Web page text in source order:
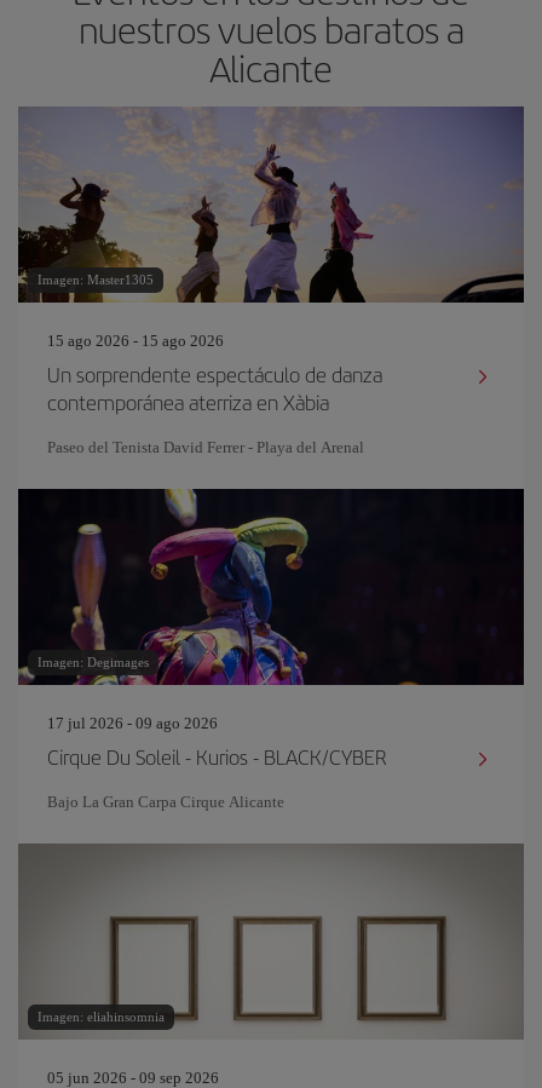
nuestros vuelos baratos a
Alicante
Imagen: Master1305
15 ago 2026 - 15 ago 2026
Un sorprendente espectáculo de danza
contemporánea aterriza en Xàbia
Paseo del Tenista David Ferrer - Playa del Arenal
Imagen: Degimages
17 jul 2026 - 09 ago 2026
Cirque Du Soleil - Kurios - BLACK/CYBER
Bajo La Gran Carpa Cirque Alicante
Imagen: eliahinsomnia
05 jun 2026 - 09 sep 2026